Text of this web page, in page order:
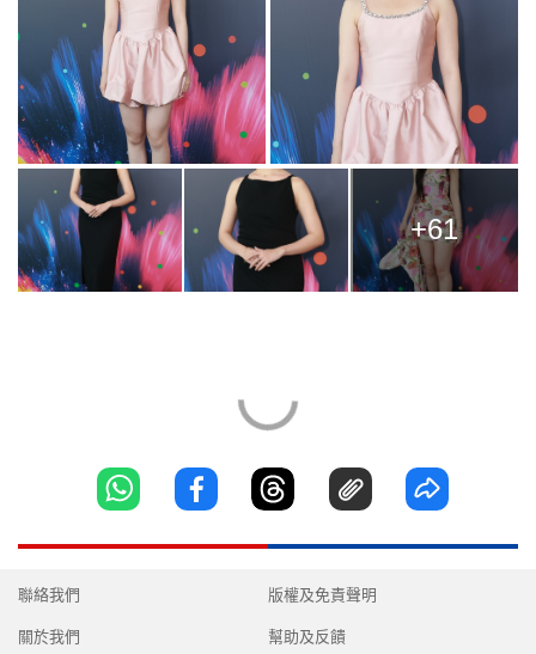
+61
聯絡我們
關於我們
版權及免責聲明
幫助及反饋